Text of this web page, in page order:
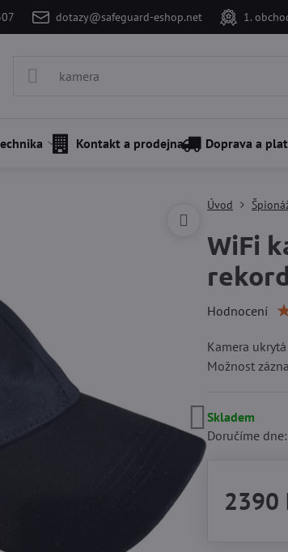
dotazy@safeguard-eshop.net 1.
Kontakt a prodejna Doprava a
Úvod
WiFi
Hodnocení
Kamera
Možnost
Skladem
Doručíme dne:
2390